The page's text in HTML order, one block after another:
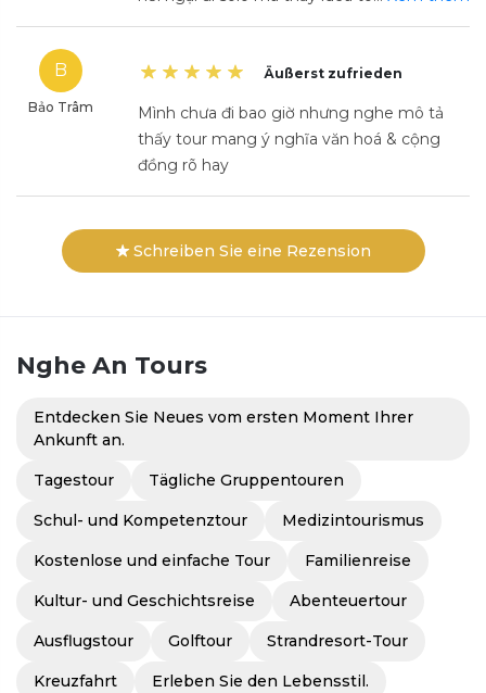
B
Bảo Trâm
Äußerst zufrieden
Mình chưa đi bao giờ nhưng nghe mô tả
thấy tour mang ý nghĩa văn hoá & cộng
đồng rõ hay
Schreiben Sie eine Rezension
Nghe An Tours
Entdecken Sie Neues vom ersten Moment Ihrer
Ankunft an.
Tagestour Tägliche Gruppentouren
Schul- und Kompetenztour Medizintourismus
Kostenlose und einfache Tour Familienreise
Kultur- und Geschichtsreise Abenteuertour
Ausflugstour Golftour Strandresort-Tour
Kreuzfahrt Erleben Sie den Lebensstil.